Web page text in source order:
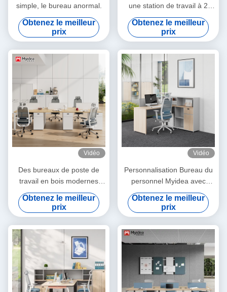
simple, le bureau anormal.
Obtenez le meilleur
prix
une station de travail à 2
sièges Figure-8 Pieds en
métal, prise électrique
préinstallée, bureau de
personnel durable pour les
cabines de bureau
Obtenez le meilleur
prix
Vidéo
Des bureaux de poste de
travail en bois modernes
avec un espace de
rangement face à face
Obtenez le meilleur
prix
Vidéo
Personnalisation Bureau du
personnel Myidea avec
armoire de rangement, style
écran, siège unique, bureau
simple et moderne, bureau
d'ordinateur
Obtenez le meilleur
prix